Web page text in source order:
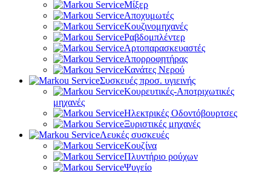
Μίξερ
Αποχυμωτές
Κουζινομηχανές
Ραβδομπλέντερ
Αρτοπαρασκευαστές
Απορροφητήρας
Κανάτες Νερού
Συσκευές προσ. υγιεινής
Κουρευτικές-Αποτριχωτικές
μηχανές
Ηλεκτρικές Οδοντόβουρτσες
Ξυριστικές μηχανές
Λευκές συσκευές
Κουζίνα
Πλυντήριο ρούχων
Ψυγείο